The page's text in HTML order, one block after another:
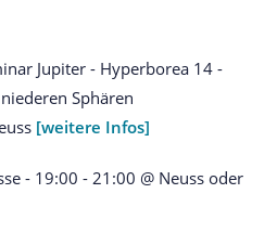
Jupiter - Hyperborea 14 -
Sphären
[weitere Infos]
- 19:00 - 21:00 @ Neuss oder